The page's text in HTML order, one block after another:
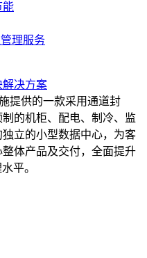
能
理服务
解决方案
提供的一款采用通道封
的机柜、配电、制冷、监
立的小型数据中心，为客
整体产品及交付，全面提升
平。